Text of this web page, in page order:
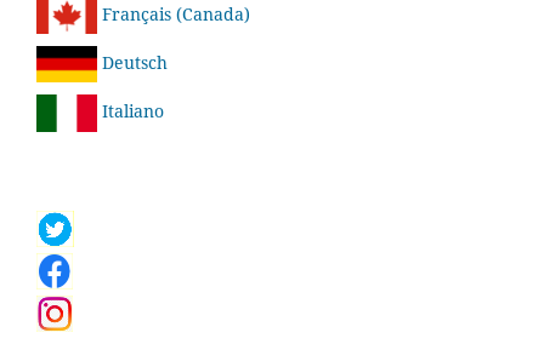
Français (Canada)
Deutsch
Italiano